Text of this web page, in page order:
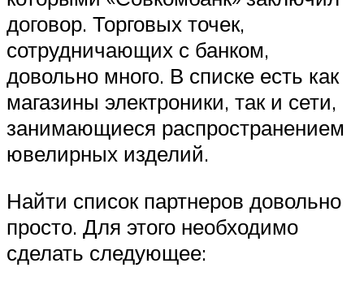
договор. Торговых точек,
сотрудничающих с банком,
довольно много. В списке есть как
магазины электроники, так и сети,
занимающиеся распространением
ювелирных изделий.
Найти список партнеров довольно
просто. Для этого необходимо
сделать следующее: